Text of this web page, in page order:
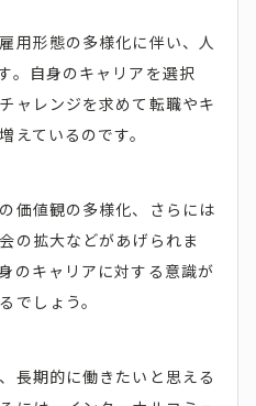
用形態の多様化に伴い、人
。自身のキャリアを選択
ャレンジを求めて転職やキ
えているのです。
価値観の多様化、さらには
の拡大などがあげられま
のキャリアに対する意識が
でしょう。
長期的に働きたいと思える